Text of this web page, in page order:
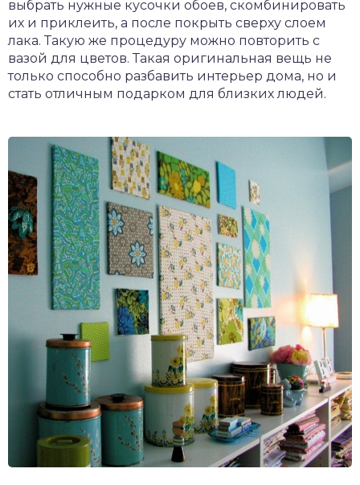
выбрать нужные кусочки обоев, скомбинировать
их и приклеить, а после покрыть сверху слоем
лака. Такую же процедуру можно повторить с
вазой для цветов. Такая оригинальная вещь не
только способно разбавить интерьер дома, но и
стать отличным подарком для близких людей.